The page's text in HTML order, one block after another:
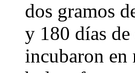
dos gramos
y 180 días
incubaron en